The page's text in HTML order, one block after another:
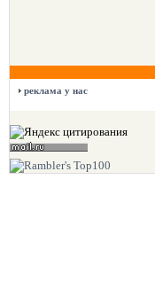
реклама у нас